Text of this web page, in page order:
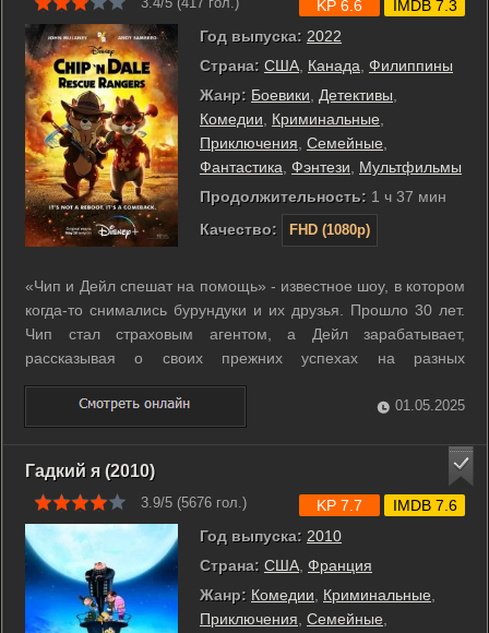
Год выпуска: 2022
Страна: США Канада Филиппины
Жанр: Боевики Детективы
Комедии
Криминальные
Приключения Семейные
Фантастика Фэнтези
Мультфильмы
Продолжительность: 1 ч 37 мин
Качество:
FHD (1080p)
KP 6.6 IMDB 7.3
«Чип и Дейл спешат на помощь» - известное шоу, в котором
когда-то снимались бурундуки и их друзья. Прошло 30 лет.
Чип стал страховым агентом, а Дейл зарабатывает,
рассказывая о своих прежних успехах на разных
фестивалях. Но когда пропадает их друг, бурундуки снова
объединяются, чтобы спасти товарища. ...
01.05.2025
Гадкий я (2010)
3.9/5 (5676 гол.)
Год выпуска: 2010
Страна: США, Франция
Жанр: Комедии, Криминальные,
Приключения, Семейные,
KP 7.7 IMDB 7.6